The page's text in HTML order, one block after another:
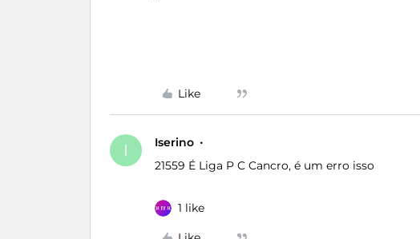
Like
I Iserino
21559 É Liga P C Cancro, é um erro isso
1 like